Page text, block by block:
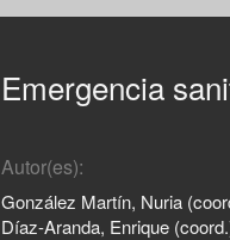
Emergencia
Autor(es):
González Martín, Nuria
Díaz-Aranda, Enrique